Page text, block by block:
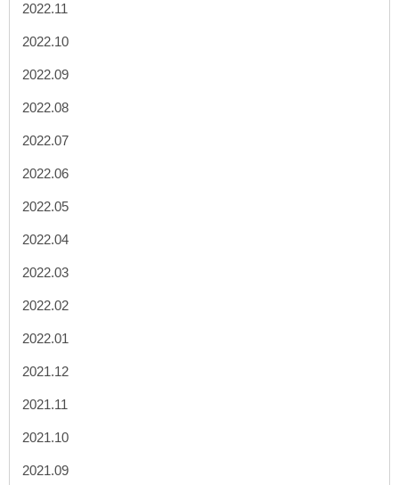
2022.11
2022.10
2022.09
2022.08
2022.07
2022.06
2022.05
2022.04
2022.03
2022.02
2022.01
2021.12
2021.11
2021.10
2021.09